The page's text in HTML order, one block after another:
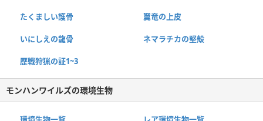
たくましい護骨 翼竜の上皮
いにしえの龍骨 ネマラチカの堅殻
歴戦狩猟の証1~3
モンハンワイルズの環境生物